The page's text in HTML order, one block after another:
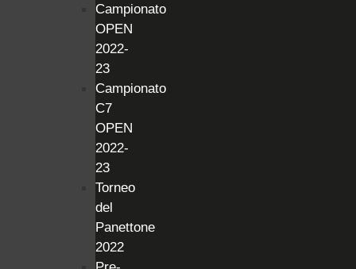
Campionato
OPEN
2022-
23
Campionato
C7
OPEN
2022-
23
Torneo
del
Panettone
2022